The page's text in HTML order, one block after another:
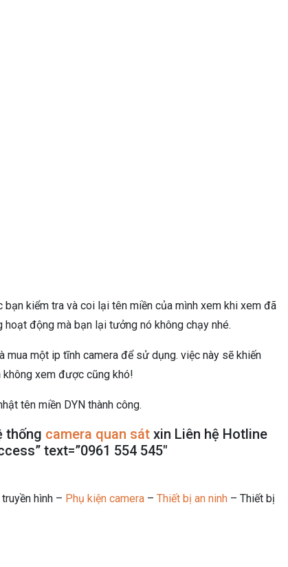
bạn kiểm tra và coi lại tên miền của mình xem khi xem đã
động mà bạn lại tưởng nó không chạy nhé.
một ip tĩnh camera để sử dụng. việc này sẽ khiến
không xem được cũng khó!
tên miền DYN thành công.
thống camera quan sát xin Liên hệ Hotline
text=”0961 554 545″
hình – Phụ kiện camera – Thiết bị an ninh – Thiết bị